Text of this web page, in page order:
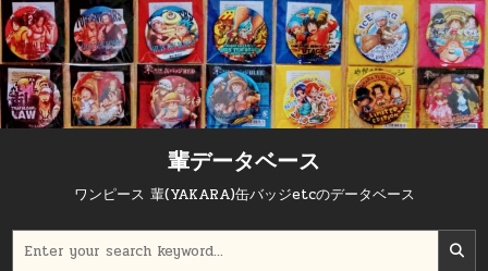
Skip to content
輩データベース
ワンピース 輩(YAKARA)缶バッジetcのデータベース